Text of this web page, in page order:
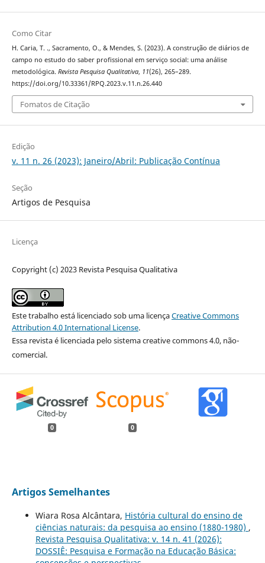
Como Citar
H. Caria, T. ., Sacramento, O., & Mendes, S. (2023). A construção de diários de
campo no estudo do saber profissional em serviço social: uma análise
metodológica. Revista Pesquisa Qualitativa, 11(26), 265–289.
https://doi.org/10.33361/RPQ.2023.v.11.n.26.440
Fomatos de Citação
Edição
v. 11 n. 26 (2023): Janeiro/Abril: Publicação Contínua
Seção
Artigos de Pesquisa
Licença
Copyright (c) 2023 Revista Pesquisa Qualitativa
Este trabalho está licenciado sob uma licençaCreative Commons
Attribution 4.0 International License.
Essa revista é licenciada pelo sistema creative commons 4.0, não-
comercial.
0 0
Artigos Semelhantes
Wiara Rosa Alcântara, História cultural do ensino de
ciências naturais: da pesquisa ao ensino (1880-1980) ,
Revista Pesquisa Qualitativa: v. 14 n. 41 (2026):
DOSSIÊ: Pesquisa e Formação na Educação Básica: